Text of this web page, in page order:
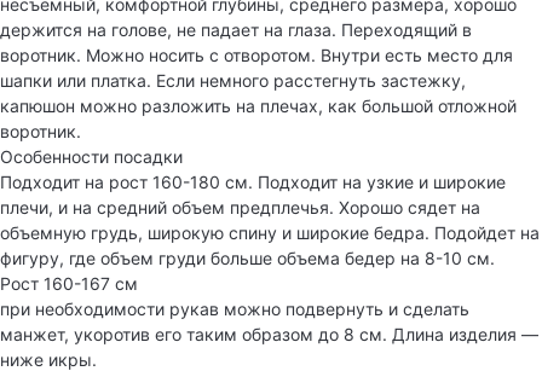
несъемный, комфортной глубины, среднего размера, хорошо
держится на голове, не падает на глаза. Переходящий в
воротник. Можно носить с отворотом. Внутри есть место для
шапки или платка. Если немного расстегнуть застежку,
капюшон можно разложить на плечах, как большой отложной
воротник.
Особенности посадки
Подходит на рост 160-180 см. Подходит на узкие и широкие
плечи, и на средний объем предплечья. Хорошо сядет на
объемную грудь, широкую спину и широкие бедра. Подойдет на
фигуру, где объем груди больше объема бедер на 8-10 см.
Рост 160-167 см
при необходимости рукав можно подвернуть и сделать
манжет, укоротив его таким образом до 8 см. Длина изделия —
ниже икры.